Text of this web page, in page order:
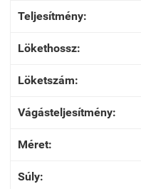
Teljesítmény:
Lökethossz:
Löketszám:
Vágásteljesítmény:
Méret:
Súly: